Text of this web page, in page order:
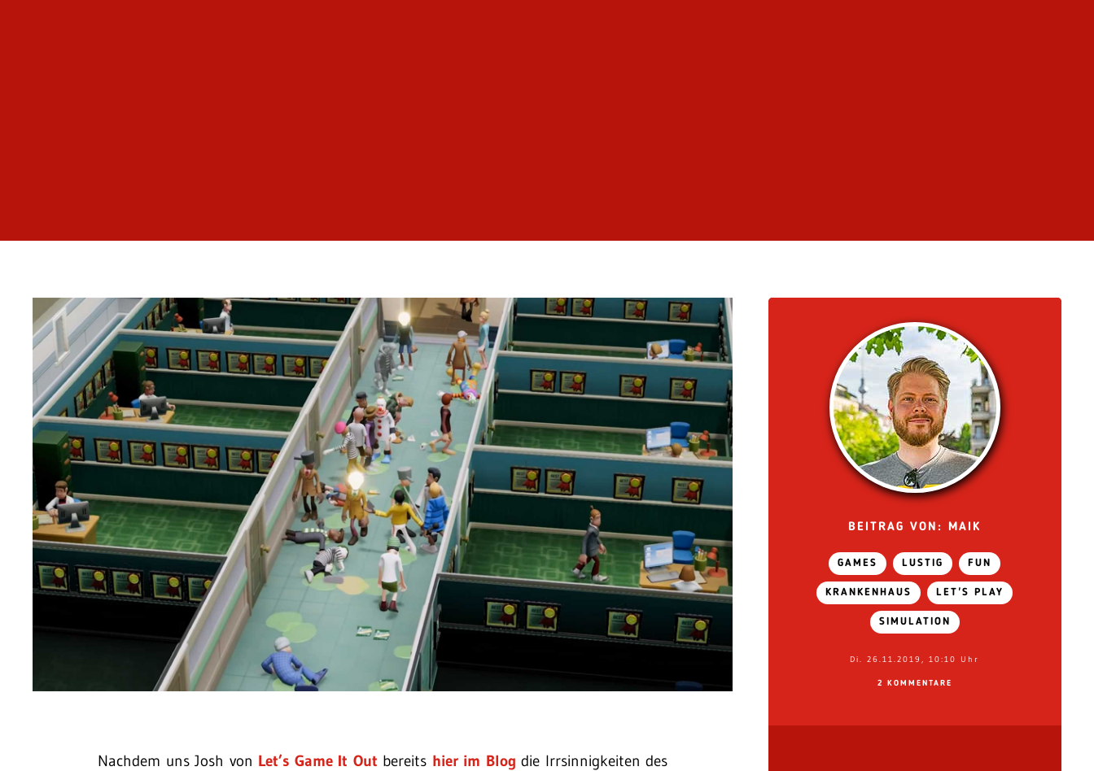
Nachdem uns Josh von Let’s Game It Out bereits hier im Blog die Irrsinnigkeiten des
BEITRAG VON: MAIK
GAMES LUSTIG FUN
KRANKENHAUS LET'S PLAY
SIMULATION
Di. 26.11.2019, 10:10 Uhr
2 KOMMENTARE